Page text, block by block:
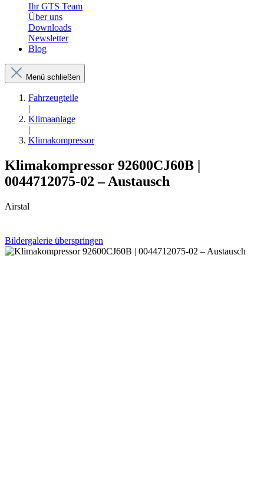
Ihr GTS Team
Über uns
Downloads
Newsletter
Blog
Menü schließen
Fahrzeugteile
|
Klimaanlage
|
Klimakompressor
Klimakompressor 92600CJ60B |
0044712075-02 – Austausch
Airstal
Bildergalerie überspringen